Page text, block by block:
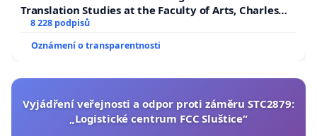
Translation Studies at the Faculty of Arts, Charles
University
8 228 podpisů
Oznámení o transparentnosti
Vyjádření veřejnosti a odpor proti záměru STC2879:
„Logistické centrum FCC Sluštice“